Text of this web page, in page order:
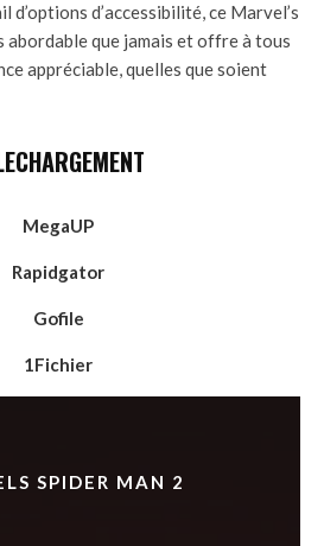
d’options d’accessibilité, ce Marvel’s
abordable que jamais et offre à tous
appréciable, quelles que soient
MegaUP
Rapidgator
Gofile
1Fichier
SPIDER MAN 2